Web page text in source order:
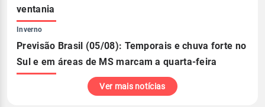
ventania
Inverno
Previsão Brasil (05/08): Temporais e chuva forte no
Sul e em áreas de MS marcam a quarta-feira
Ver mais notícias